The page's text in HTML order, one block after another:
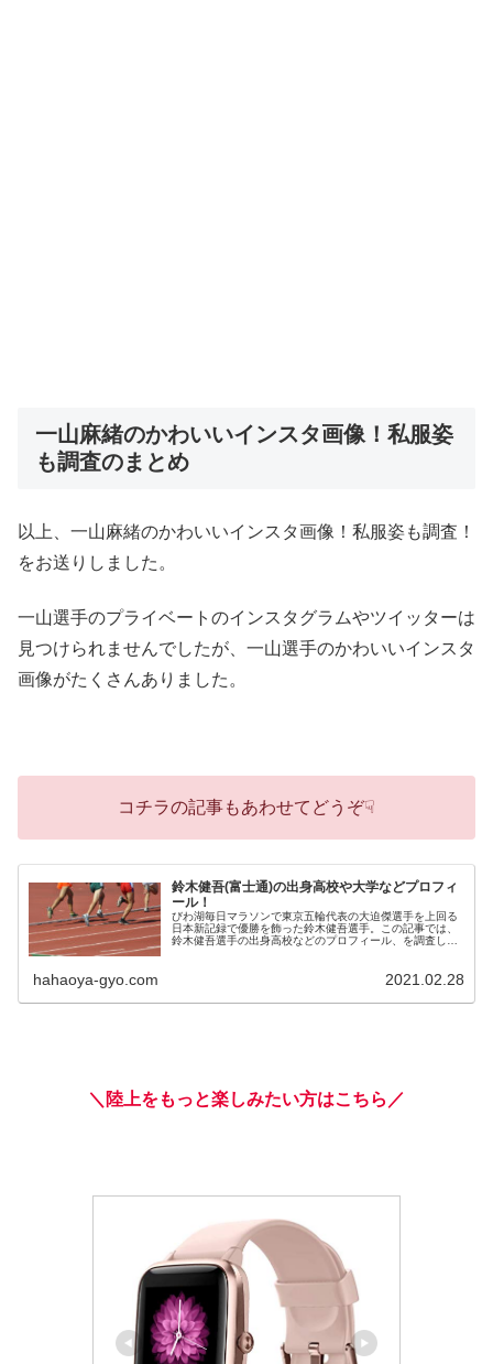
一山麻緒のかわいいインスタ画像！私服姿
も調査のまとめ
以上、一山麻緒のかわいいインスタ画像！私服姿も調査！
をお送りしました。
一山選手のプライベートのインスタグラムやツイッターは
見つけられませんでしたが、一山選手のかわいいインスタ
画像がたくさんありました。
コチラの記事もあわせてどうぞ☟
鈴木健吾(富士通)の出身高校や大学などプロフィ
ール！
びわ湖毎日マラソンで東京五輪代表の大迫傑選手を上回る
日本新記録で優勝を飾った鈴木健吾選手。この記事では、
鈴木健吾選手の出身高校などのプロフィール、を調査しま
hahaoya-gyo.com 2021.02.28
＼陸上をもっと楽しみたい方はこちら／